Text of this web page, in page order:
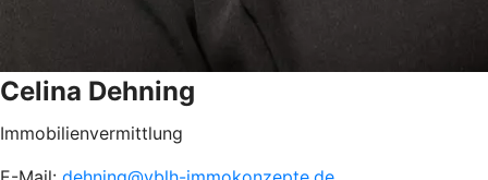
Celina Dehning
Immobilienvermittlung